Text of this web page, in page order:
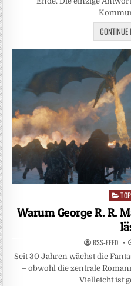
CONTINUE
in
Warum George R. R.
RSS-FEED
Seit 30 Jahren wächst die
– obwohl die zentrale
Vielleicht ist